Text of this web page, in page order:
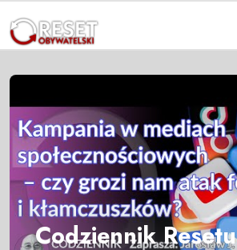
Codziennik Resetu